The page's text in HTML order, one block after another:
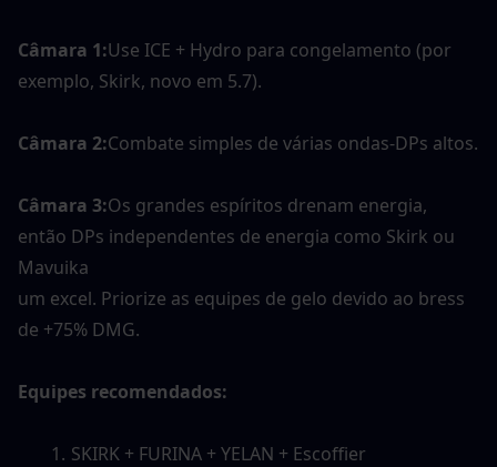
Câmara 1:Use ICE + Hydro para congelamento (por
exemplo, Skirk, novo em 5.7).
Câmara 2:Combate simples de várias ondas-DPs altos.
Câmara 3:Os grandes espíritos drenam energia,
então DPs independentes de energia como Skirk ou
Mavuika
um excel. Priorize as equipes de gelo devido ao bress
de +75% DMG.
Equipes recomendados:
SKIRK + FURINA + YELAN + Escoffier